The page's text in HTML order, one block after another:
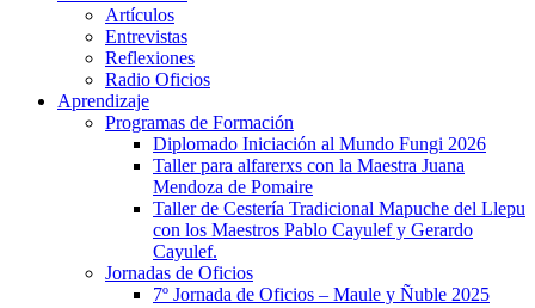
Artículos
Entrevistas
Reflexiones
Radio Oficios
Aprendizaje
Programas de Formación
Diplomado Iniciación al Mundo Fungi 2026
Taller para alfarerxs con la Maestra Juana
Mendoza de Pomaire
Taller de Cestería Tradicional Mapuche del Llepu
con los Maestros Pablo Cayulef y Gerardo
Cayulef.
Jornadas de Oficios
7º Jornada de Oficios – Maule y Ñuble 2025